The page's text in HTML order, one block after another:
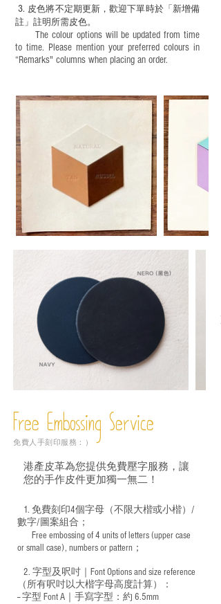
3. 皮色將不定期更新，歡迎下單時於「新增備
註」註明 所需皮色。
The colour options will be updated from time
to time. Please mention your preferred colours in
“Remarks" columns when placing an order.
Free Embossing Service
免費人手刻印服務：）
港產皮革為您提供免費壓字服務，讓
您的手作皮件更加獨一無二！
1. 免費刻印4個字母（不限大楷或小楷）/
數字/圖案組合；
Free embossing of 4 units of letters (upper case
or small case), numbers or pattern；
2. 字型及呎吋｜ Font Options and size reference
（所有呎吋以大楷字母高度計算）：
-- 字型 Font A｜手寫字型：約 6.5mm